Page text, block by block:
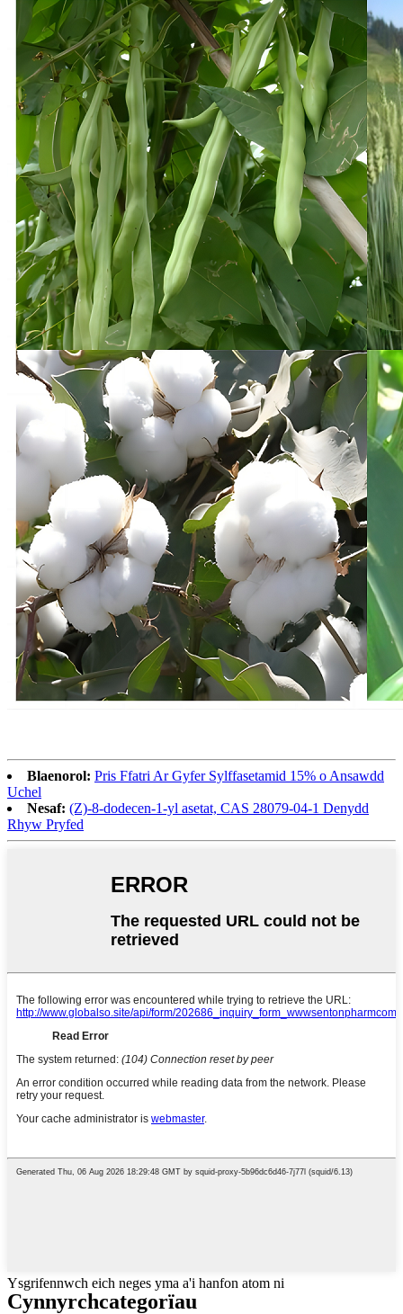
Blaenorol: Pris Ffatri Ar Gyfer Sylffasetamid 15% o Ansawdd
Uchel
Nesaf: (Z)-8-dodecen-1-yl asetat, CAS 28079-04-1 Denydd
Rhyw Pryfed
Ysgrifennwch eich neges yma a'i hanfon atom ni
Cynnyrchcategorïau